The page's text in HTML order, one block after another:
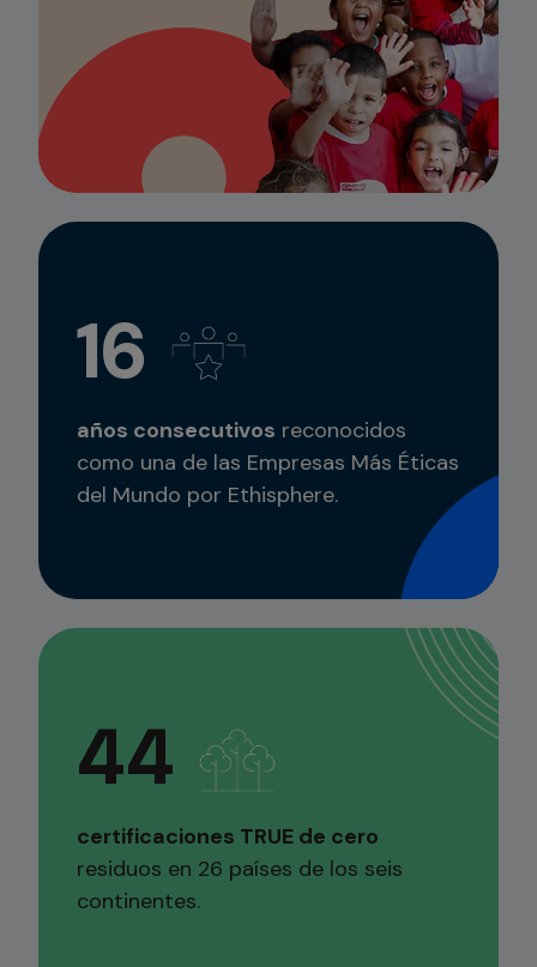
16
años consecutivos reconocidos
como una de las Empresas Más Éticas
del Mundo por Ethisphere.
44
certificaciones TRUE de cero
residuos en 26 países de los seis
continentes.